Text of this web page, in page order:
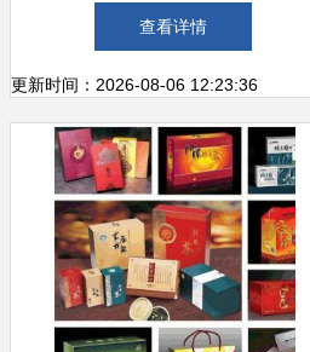
产品设计研究中的体现与思考
查看详情
更新时间：2026-08-06 12:23:36